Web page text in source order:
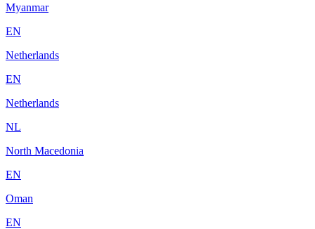
Myanmar
EN
Netherlands
EN
Netherlands
NL
North Macedonia
EN
Oman
EN